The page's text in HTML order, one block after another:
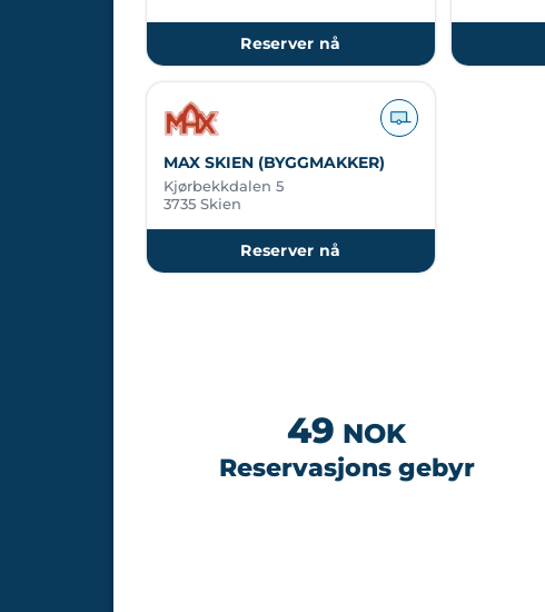
Reserver nå
MAX SKIEN (BYGGMAKKER)
Kjørbekkdalen 5
3735 Skien
Reserver nå
49 NOK
Reservasjons gebyr